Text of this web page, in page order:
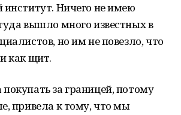
институт. Ничего не имею
вышло много известных в
но им не повезло, что
как щит.
за границей, потому
привела к тому, что мы